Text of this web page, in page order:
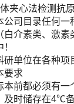
夹心法检测抗
公司目录任何
白介素类、激素
研单位在各种项
要求
本前都必须有一
及时储存在4℃